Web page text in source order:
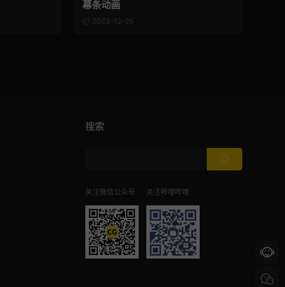
幕条动画
2023-12-25
搜索
关注微信公众号 关注哔哩哔哩